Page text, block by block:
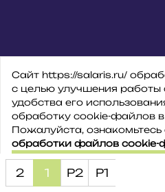
2 1 Р2 Р1
Сайт https://salaris.ru/
с целью улучшения работы
удобства его
обработку сookie-файлов
Пожалуйста, ознакомьтесь
обработки файлов cookie-